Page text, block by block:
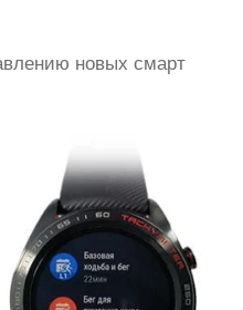
новых смарт